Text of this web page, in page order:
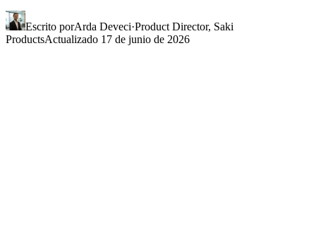
Escrito porArda Deveci·Product Director, Saki
ProductsActualizado 17 de junio de 2026